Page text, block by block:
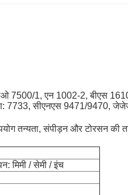
7500/1, एन 1002-2, बीएस
7733, सीएनएस 9471/9470,
तन्यता, संपीड़न और टोरसन की
मिमी / सेमी / इंच